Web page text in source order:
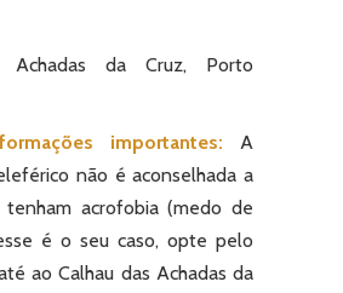
Achadas da Cruz, Porto
importantes: A
não é aconselhada a
tenham acrofobia (medo de
é o seu caso, opte pelo
ao Calhau das Achadas da